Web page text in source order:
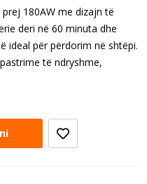
180AW me dizajn të
deri në 60 minuta dhe
ideal për përdorim në shtëpi.
të ndryshme,